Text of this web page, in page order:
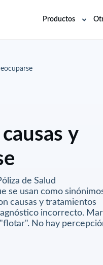
Productos
Abrir
y
de Salud
se usan como
causas y tratamientos
incorrecto.
No hay